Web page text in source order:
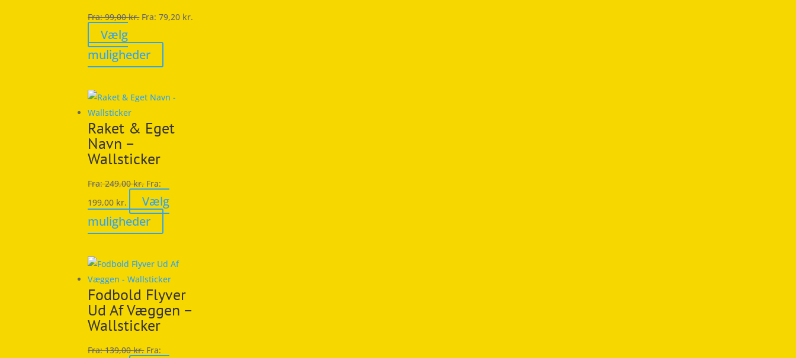
vælges
Fra:99,00kr. Fra:79,20 kr.
Vælg
muligheder
vare
flere
Mulighederne
varesiden
Raket & Eget
Navn –
Wallsticker
Fra:249,00kr. Fra:
199,00 kr.
Vælg
muligheder
vare
flere
varianter.
Mulighederne
kan
Fodbold Flyver
Ud Af Væggen –
Wallsticker
Fra:139,00kr. Fra: